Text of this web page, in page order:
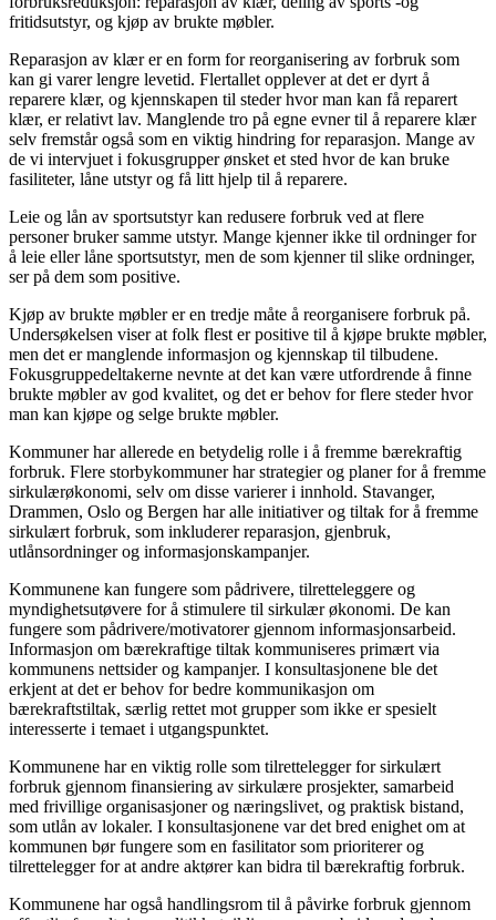
fritidsutstyr, og kjøp av brukte møbler.
Reparasjon av klær er en form for reorganisering av forbruk som
kan gi varer lengre levetid. Flertallet opplever at det er dyrt å
reparere klær, og kjennskapen til steder hvor man kan få reparert
klær, er relativt lav. Manglende tro på egne evner til å reparere klær
selv fremstår også som en viktig hindring for reparasjon. Mange av
de vi intervjuet i fokusgrupper ønsket et sted hvor de kan bruke
fasiliteter, låne utstyr og få litt hjelp til å reparere.
Leie og lån av sportsutstyr kan redusere forbruk ved at flere
personer bruker samme utstyr. Mange kjenner ikke til ordninger for
å leie eller låne sportsutstyr, men de som kjenner til slike ordninger,
ser på dem som positive.
Kjøp av brukte møbler er en tredje måte å reorganisere forbruk på.
Undersøkelsen viser at folk flest er positive til å kjøpe brukte møbler,
men det er manglende informasjon og kjennskap til tilbudene.
Fokusgruppedeltakerne nevnte at det kan være utfordrende å finne
brukte møbler av god kvalitet, og det er behov for flere steder hvor
man kan kjøpe og selge brukte møbler.
Kommuner har allerede en betydelig rolle i å fremme bærekraftig
forbruk. Flere storbykommuner har strategier og planer for å fremme
sirkulærøkonomi, selv om disse varierer i innhold. Stavanger,
Drammen, Oslo og Bergen har alle initiativer og tiltak for å fremme
sirkulært forbruk, som inkluderer reparasjon, gjenbruk,
utlånsordninger og informasjonskampanjer.
Kommunene kan fungere som pådrivere, tilretteleggere og
myndighetsutøvere for å stimulere til sirkulær økonomi. De kan
fungere som pådrivere/motivatorer gjennom informasjonsarbeid.
Informasjon om bærekraftige tiltak kommuniseres primært via
kommunens nettsider og kampanjer. I konsultasjonene ble det
erkjent at det er behov for bedre kommunikasjon om
bærekraftstiltak, særlig rettet mot grupper som ikke er spesielt
interesserte i temaet i utgangspunktet.
Kommunene har en viktig rolle som tilrettelegger for sirkulært
forbruk gjennom finansiering av sirkulære prosjekter, samarbeid
med frivillige organisasjoner og næringslivet, og praktisk bistand,
som utlån av lokaler. I konsultasjonene var det bred enighet om at
kommunen bør fungere som en fasilitator som prioriterer og
tilrettelegger for at andre aktører kan bidra til bærekraftig forbruk.
Kommunene har også handlingsrom til å påvirke forbruk gjennom